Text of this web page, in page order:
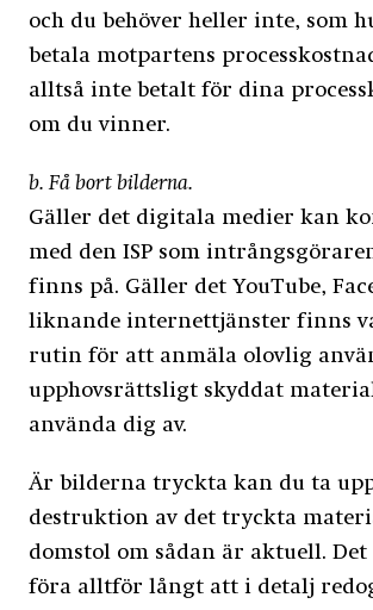
och du behöver heller inte, som
betala motpartens
alltså inte betalt för dina
om du vinner.
b. Få bort bilderna.
Gäller det digitala medier kan
med den ISP som
finns på. Gäller det YouTube,
liknande internettjänster finns
rutin för att anmäla olovlig
upphovsrättsligt skyddat
använda dig av.
Är bilderna tryckta kan du ta
destruktion av det tryckta
domstol om sådan är aktuell.
föra alltför långt att i detalj